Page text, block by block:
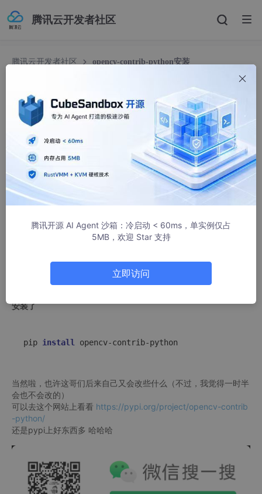
腾讯云开发者社区
腾讯云开发者社区 opencv-contrib-python安装
opencv-contrib-python安装
肥宅_Sean
82266人浏览 · 2018-07-05 21:52:07
简述
在书上看到需要安装类似的包，结果网上的教程解释了半天 我也
觉得比较迷糊。
知道了下面的结果
安装了
pip install
当然啦，也许这哥们后来自己又会改些什么（不过，我觉得一时半
会也不会改的）
可以去这个网站上看看 https://pypi.org/project/opencv-contrib
-python/
还是pypi上好东西多 哈哈哈
腾讯开源 AI Agent 沙箱：冷启动 < 60ms，单实例仅占
5MB，欢迎 Star 支持
立即访问